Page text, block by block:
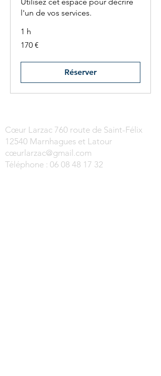
Utilisez cet espace pour décrire
l'un de vos services.
1 h
170
euros
170 €
Réserver
Cœur Larzac 760 route de Saint-Félix
12540 Marnhagues et Latour
cœur larzac@gmail.com
Téléphone : 06 08 48 17 32